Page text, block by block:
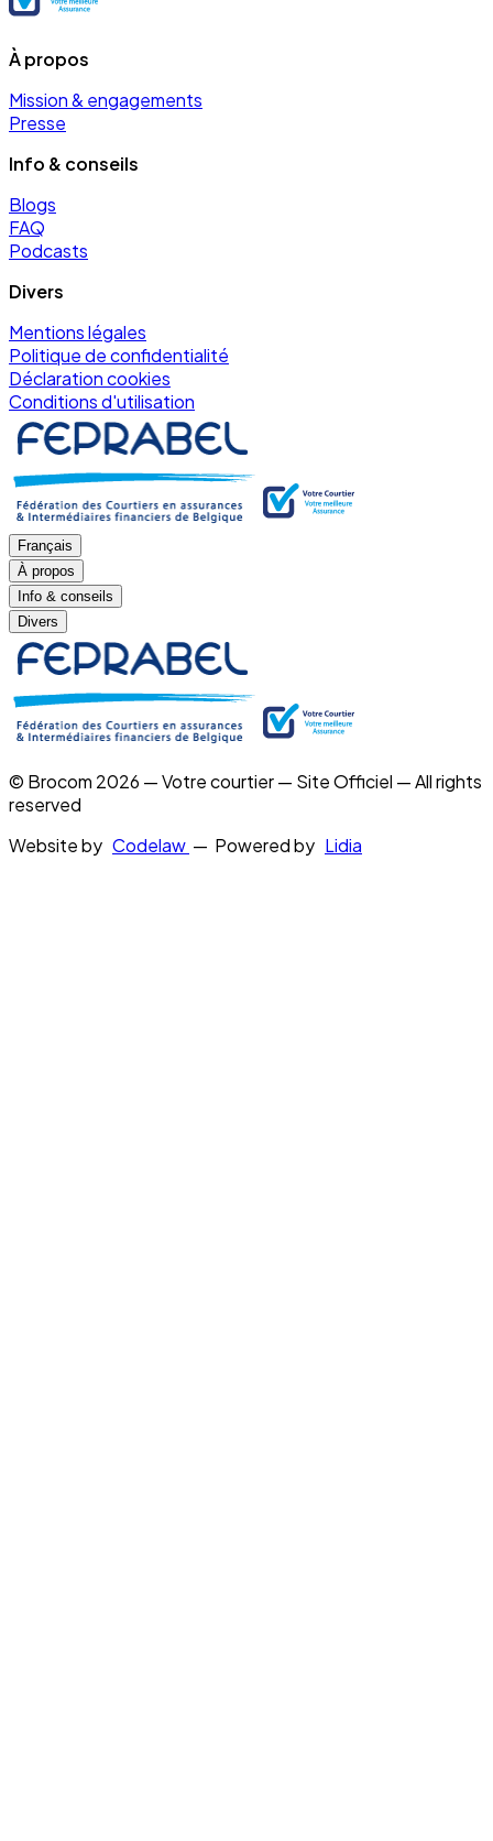
À propos
Mission & engagements
Presse
Info & conseils
Blogs
FAQ
Podcasts
Divers
Mentions légales
Politique de confidentialité
Déclaration cookies
Conditions d'utilisation
Français
À propos
Info & conseils
Divers
© Brocom 2026 — Votre courtier — Site Officiel — All rights
reserved
Website by Codelaw — Powered by Lidia